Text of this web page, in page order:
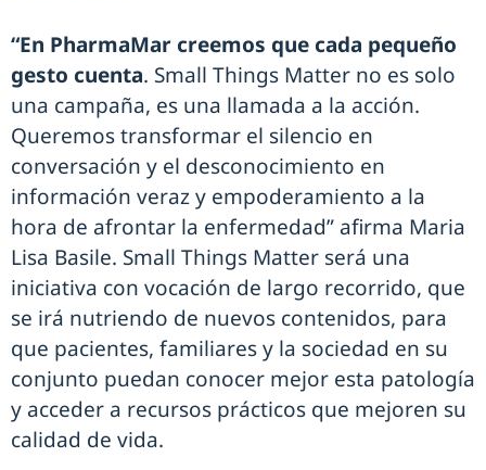
“En PharmaMar creemos que cada pequeño
gesto cuenta. Small Things Matter no es solo
una campaña, es una llamada a la acción.
Queremos transformar el silencio en
conversación y el desconocimiento en
información veraz y empoderamiento a la
hora de afrontar la enfermedad” afirma Maria
Lisa Basile. Small Things Matter será una
iniciativa con vocación de largo recorrido, que
se irá nutriendo de nuevos contenidos, para
que pacientes, familiares y la sociedad en su
conjunto puedan conocer mejor esta patología
y acceder a recursos prácticos que mejoren su
calidad de vida.